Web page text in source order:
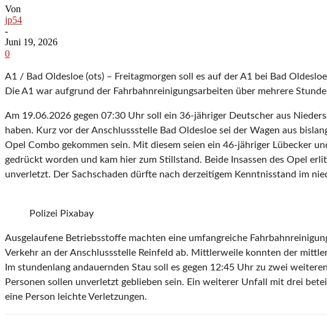
Von
jp54
-
Juni 19, 2026
0
A1 / Bad Oldesloe (ots) – Freitagmorgen soll es auf der A1 bei Bad
Die A1 war aufgrund der Fahrbahnreinigungsarbeiten über mehrere
Am 19.06.2026 gegen 07:30 Uhr soll ein 36-jähriger Deutscher aus
haben. Kurz vor der Anschlussstelle Bad Oldesloe sei der Wagen aus
Opel Combo gekommen sein. Mit diesem seien ein 46-jähriger Lübecker
gedrückt worden und kam hier zum Stillstand. Beide Insassen des Opel
unverletzt. Der Sachschaden dürfte nach derzeitigem Kenntnisstand im
Polizei Pixabay
Ausgelaufene Betriebsstoffe machten eine umfangreiche
Verkehr an der Anschlussstelle Reinfeld ab. Mittlerweile konnten der
Im stundenlang andauernden Stau soll es gegen 12:45 Uhr zu zwei
Personen sollen unverletzt geblieben sein. Ein weiterer Unfall mit drei
eine Person leichte Verletzungen.